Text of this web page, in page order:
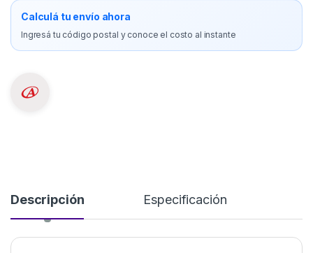
Calculá tu envío ahora
Ingresá tu código postal y conoce el costo al instante
Descripción Especificación